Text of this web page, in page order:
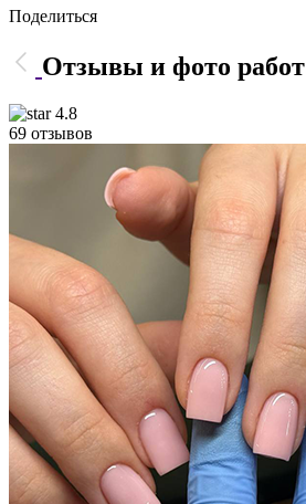
Поделиться
Отзывы и фото работ
4.8
69 отзывов